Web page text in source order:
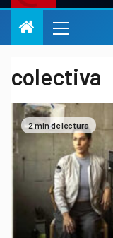
colectiva
2 min de lectura